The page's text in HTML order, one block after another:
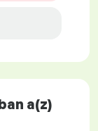
a(z)